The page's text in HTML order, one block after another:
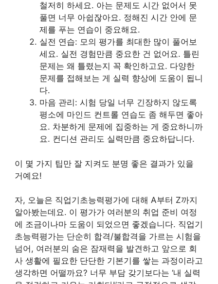
철저히 하세요. 아는 문제도 시간 없어서 못
풀면 너무 아쉽잖아요. 정해진 시간 안에 문
제를 푸는 연습이 중요해요.
실전 연습: 모의 평가를 최대한 많이 풀어보
세요. 실전 경험만큼 중요한 건 없어요. 틀린
문제는 왜 틀렸는지 꼭 확인하고요. 다양한
문제를 접해보는 게 실력 향상에 도움이 됩니
다.
마음 관리: 시험 당일 너무 긴장하지 않도록
평소에 마인드 컨트롤 연습도 좀 해두면 좋아
요. 차분하게 문제에 집중하는 게 중요하니까
요. 컨디션 관리도 실력만큼 중요하답니다.
이 몇 가지 팁만 잘 지켜도 분명 좋은 결과가 있을
거예요!
자, 오늘은 직업기초능력평가에 대해 A부터 Z까지
알아봤는데요. 이 평가가 여러분의 취업 준비 여정
에 조금이나마 도움이 되었으면 좋겠습니다. 직업기
초능력평가는 단순히 합격/불합격을 가르는 시험을
넘어, 여러분의 숨은 잠재력을 발견하고 앞으로 회
사 생활에 필요한 단단한 기본기를 쌓는 과정이라고
생각하면 어떨까요? 너무 부담 갖기보다는 ‘내 실력